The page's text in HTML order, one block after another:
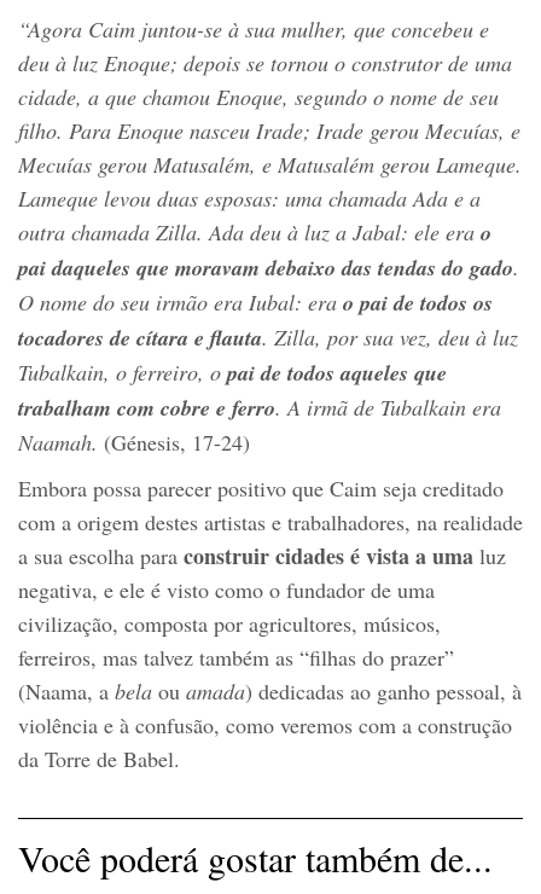
“Agora Caim juntou-se à sua mulher, que concebeu e
deu à luz Enoque; depois se tornou o construtor de uma
cidade, a que chamou Enoque, segundo o nome de seu
filho. Para Enoque nasceu Irade; Irade gerou Mecuías, e
Mecuías gerou Matusalém, e Matusalém gerou Lameque.
Lameque levou duas esposas: uma chamada Ada e a
outra chamada Zilla. Ada deu à luz a Jabal: ele era o
pai daqueles que moravam debaixo das tendas do gado.
O nome do seu irmão era Iubal: era o pai de todos os
tocadores de cítara e flauta. Zilla, por sua vez, deu à luz
Tubalkain, o ferreiro, opai de todos aqueles que
trabalham com cobre e ferro. A irmã de Tubalkain era
Naamah. (Génesis, 17-24)
Embora possa parecer positivo que Caim seja creditado
com a origem destes artistas e trabalhadores, na realidade
a sua escolha para construir cidades é vista a uma luz
negativa, e ele é visto como o fundador de uma
civilização, composta por agricultores, músicos,
ferreiros, mas talvez também as “filhas do prazer”
(Naama, a bela ou amada) dedicadas ao ganho pessoal, à
violência e à confusão, como veremos com a construção
da Torre de Babel.
Você poderá gostar também de...